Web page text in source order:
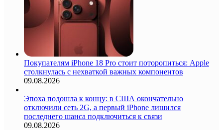
Покупателям iPhone 18 Pro стоит поторопиться: Apple
столкнулась с нехваткой важных компонентов
09.08.2026
Эпоха подошла к концу: в США окончательно
отключили сеть 2G, а первый iPhone лишился
последнего шанса подключиться к связи
09.08.2026